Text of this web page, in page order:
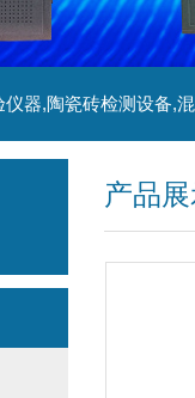
产品